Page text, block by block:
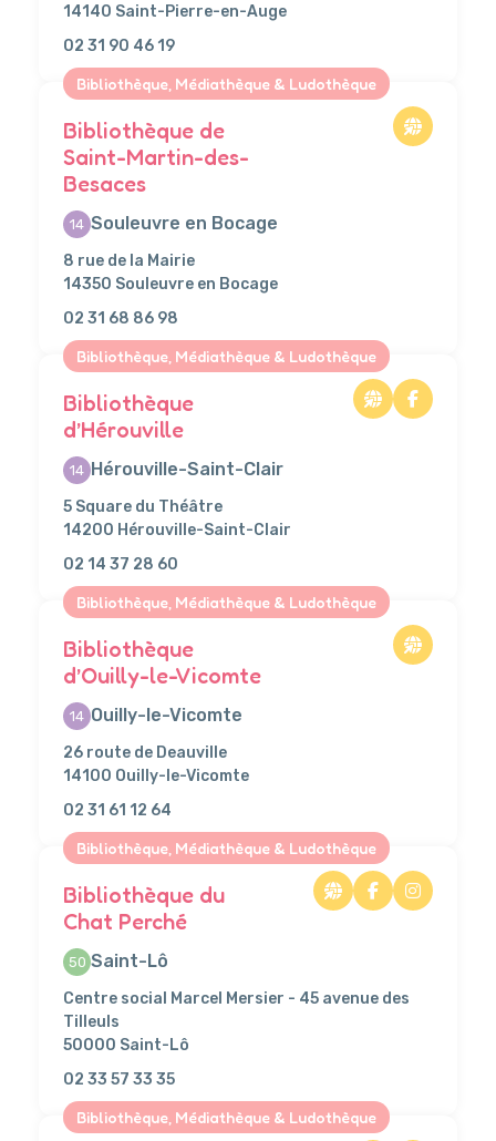
14140 Saint-Pierre-en-Auge
02 31 90 46 19
Bibliothèque, Médiathèque & Ludothèque
Bibliothèque de
Saint-Martin-des-
Besaces
14 Souleuvre en Bocage
8 rue de la Mairie
14350 Souleuvre en Bocage
02 31 68 86 98
Bibliothèque, Médiathèque & Ludothèque
Bibliothèque
d’Hérouville
14 Hérouville-Saint-Clair
5 Square du Théâtre
14200 Hérouville-Saint-Clair
02 14 37 28 60
Bibliothèque, Médiathèque & Ludothèque
Bibliothèque
d’Ouilly-le-Vicomte
14 Ouilly-le-Vicomte
26 route de Deauville
14100 Ouilly-le-Vicomte
02 31 61 12 64
Bibliothèque, Médiathèque & Ludothèque
Bibliothèque du
Chat Perché
50 Saint-Lô
Centre social Marcel Mersier - 45 avenue des
Tilleuls
50000 Saint-Lô
02 33 57 33 35
Bibliothèque, Médiathèque & Ludothèque